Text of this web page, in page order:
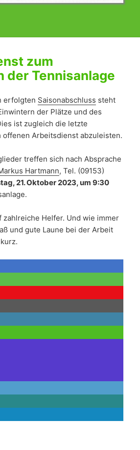
zum
der Tennisanlage
erfolgten Saisonabschluss steht
der Plätze und des
ist zugleich die letzte
offenen Arbeitsdienst abzuleisten.
treffen sich nach Absprache
Hartmann, Tel. (09153)
21. Oktober 2023, um 9:30
zahlreiche Helfer. Und wie immer
und gute Laune bei der Arbeit